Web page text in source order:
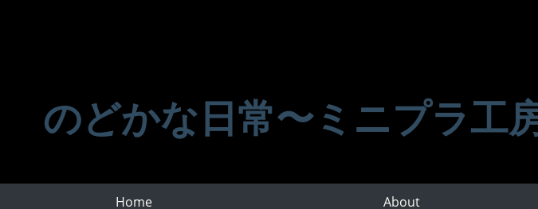
のどかな日常〜ミニプラ工
Home About